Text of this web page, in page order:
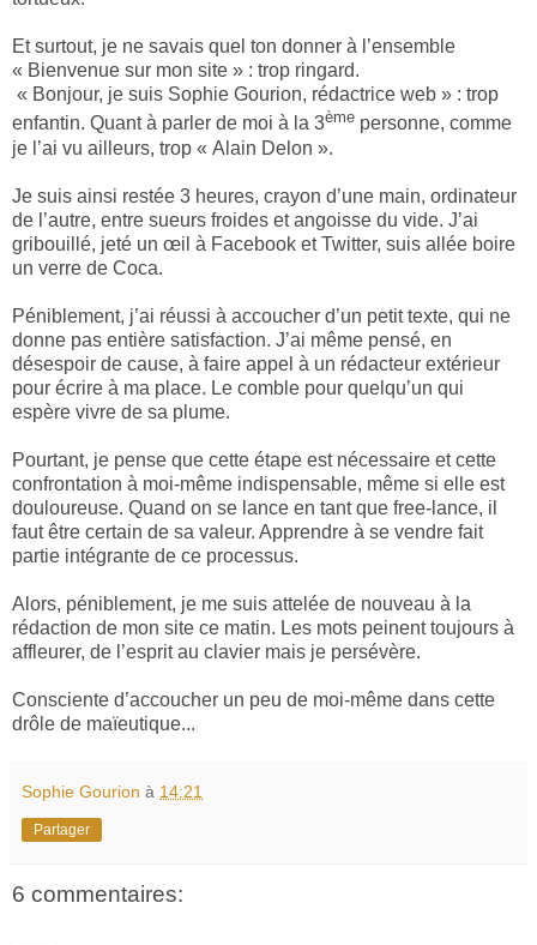
Et surtout, je ne savais quel ton donner à l’ensemble
« Bienvenue sur mon site » : trop ringard.
« Bonjour, je suis Sophie Gourion, rédactrice web » : trop
enfantin. Quant à parler de moi à la 3ème personne, comme
je l’ai vu ailleurs, trop « Alain Delon ».
Je suis ainsi restée 3 heures, crayon d’une main, ordinateur
de l’autre, entre sueurs froides et angoisse du vide. J’ai
gribouillé, jeté un œil à Facebook et Twitter, suis allée boire
un verre de Coca.
Péniblement, j’ai réussi à accoucher d’un petit texte, qui ne
donne pas entière satisfaction. J’ai même pensé, en
désespoir de cause, à faire appel à un rédacteur extérieur
pour écrire à ma place. Le comble pour quelqu’un qui
espère vivre de sa plume.
Pourtant, je pense que cette étape est nécessaire et cette
confrontation à moi-même indispensable, même si elle est
douloureuse. Quand on se lance en tant que free-lance, il
faut être certain de sa valeur. Apprendre à se vendre fait
partie intégrante de ce processus.
Alors, péniblement, je me suis attelée de nouveau à la
rédaction de mon site ce matin. Les mots peinent toujours à
affleurer, de l’esprit au clavier mais je persévère.
Consciente d’accoucher un peu de moi-même dans cette
drôle de maïeutique...
Sophie Gourion à 14:21
Partager
6 commentaires: